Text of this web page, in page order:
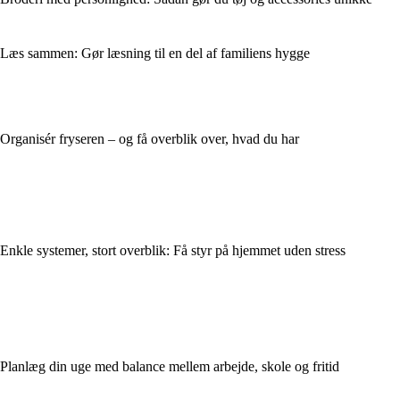
Læs sammen: Gør læsning til en del af familiens hygge
Organisér fryseren – og få overblik over, hvad du har
Enkle systemer, stort overblik: Få styr på hjemmet uden stress
Planlæg din uge med balance mellem arbejde, skole og fritid